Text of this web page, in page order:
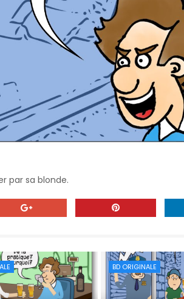
par sa blonde.
BD ORIGINALE